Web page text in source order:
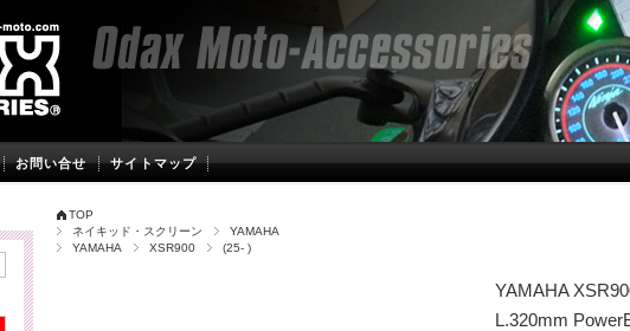
お問い合せ サイトマップ
TOP
ネイキッド・スクリーン
YAMAHA
YAMAHA
XSR900 (25- )
YAMAHA
L.320mm